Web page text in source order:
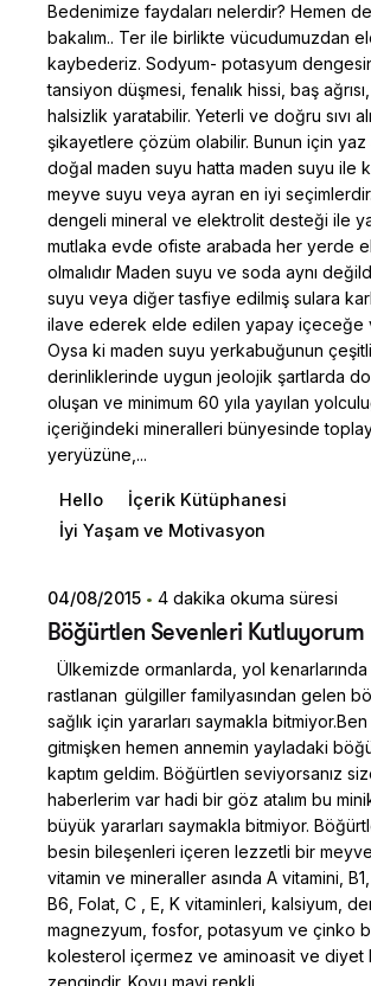
Bedenimize faydaları nelerdir? Hemen
bakalım.. Ter ile birlikte vücudumuzdan
kaybederiz. Sodyum- potasyum
tansiyon düşmesi, fenalık hissi, baş
halsizlik yaratabilir. Yeterli ve doğru sıvı
şikayetlere çözüm olabilir. Bunun için yaz
doğal maden suyu hatta maden suyu ile
meyve suyu veya ayran en iyi
dengeli mineral ve elektrolit desteği ile
mutlaka evde ofiste arabada her yerde
olmalıdır Maden suyu ve soda aynı
suyu veya diğer tasfiye edilmiş sulara
ilave ederek elde edilen yapay içeceğe
Oysa ki maden suyu yerkabuğunun çeşitli
derinliklerinde uygun jeolojik şartlarda
oluşan ve minimum 60 yıla yayılan
içeriğindeki mineralleri bünyesinde
yeryüzüne,...
Hello
İçerik Kütüphanesi
İyi Yaşam ve Motivasyon
Posted by
Dilara Koçak
04/08/2015 4 dakika okuma süresi
Böğürtlen Sevenleri Kutluyorum
Ülkemizde ormanlarda, yol kenarlarında
rastlanan gülgiller familyasından gelen
sağlık için yararları saymakla bitmiyor.Ben
gitmişken hemen annemin yayladaki
kaptım geldim. Böğürtlen seviyorsanız
haberlerim var hadi bir göz atalım bu
büyük yararları saymakla bitmiyor.
besin bileşenleri içeren lezzetli bir
vitamin ve mineraller asında A vitamini, B1,
B6, Folat, C , E, K vitaminleri, kalsiyum,
magnezyum, fosfor, potasyum ve çinko
kolesterol içermez ve aminoasit ve diyet
zengindir. Koyu mavi renkli